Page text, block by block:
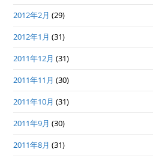
2012年2月 (29)
2012年1月 (31)
2011年12月 (31)
2011年11月 (30)
2011年10月 (31)
2011年9月 (30)
2011年8月 (31)